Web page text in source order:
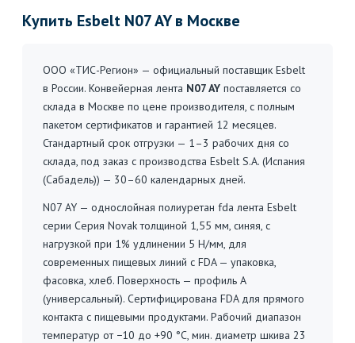
Купить Esbelt N07 AY в Москве
ООО «ТИС-Регион» — официальный поставщик Esbelt
в России. Конвейерная лента N07 AY поставляется со
склада в Москве по цене производителя, с полным
пакетом сертификатов и гарантией 12 месяцев.
Стандартный срок отгрузки — 1–3 рабочих дня со
склада, под заказ с производства Esbelt S.A. (Испания
(Сабадель)) — 30–60 календарных дней.
N07 AY — однослойная полиуретан fda лента Esbelt
серии Серия Novak толщиной 1,55 мм, синяя, с
нагрузкой при 1% удлинении 5 Н/мм, для
современных пищевых линий с FDA — упаковка,
фасовка, хлеб. Поверхность — профиль A
(универсальный). Сертифицирована FDA для прямого
контакта с пищевыми продуктами. Рабочий диапазон
температур от −10 до +90 °C, мин. диаметр шкива 23